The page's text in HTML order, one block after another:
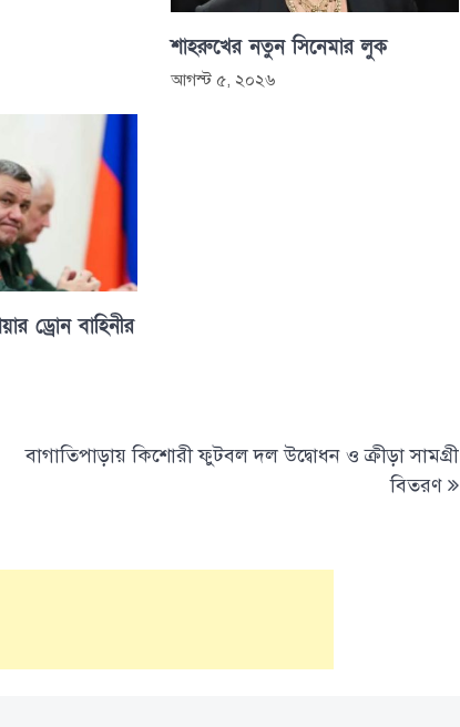
শাহরুখের নতুন সিনেমার লুক
আগস্ট ৫, ২০২৬
ড্রোন বাহিনীর
বাগাতিপাড়ায় কিশোরী ফুটবল দল উদ্বোধন ও ক্রীড়া সামগ্রী
বিতরণ